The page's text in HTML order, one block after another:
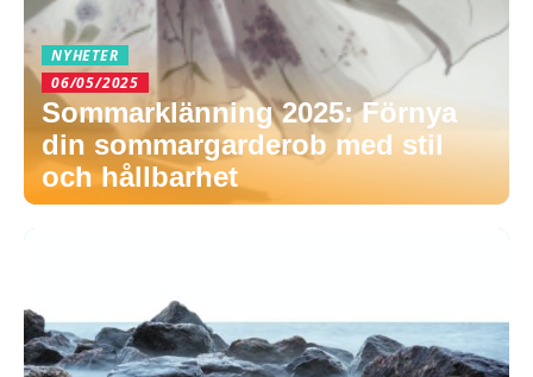
NYHETER
06/05/2025
Sommarklänning 2025: Förnya
din sommargarderob med stil
och hållbarhet